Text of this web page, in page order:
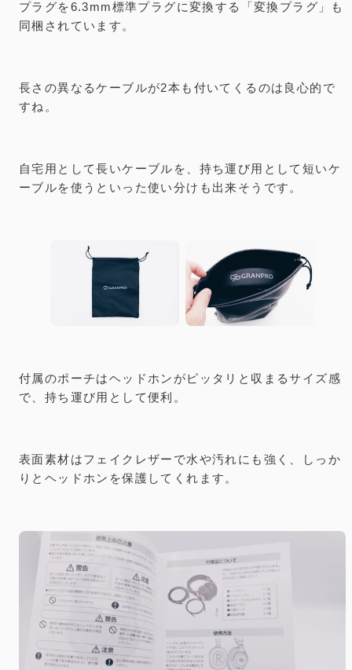
プラグを6.3mm標準プラグに変換する「変換プラグ」も
同梱されています。
長さの異なるケーブルが2本も付いてくるのは良心的で
すね。
自宅用として長いケーブルを、持ち運び用として短いケ
ーブルを使うといった使い分けも出来そうです。
付属のポーチはヘッドホンがピッタリと収まるサイズ感
で、持ち運び用として便利。
表面素材はフェイクレザーで水や汚れにも強く、しっか
りとヘッドホンを保護してくれます。